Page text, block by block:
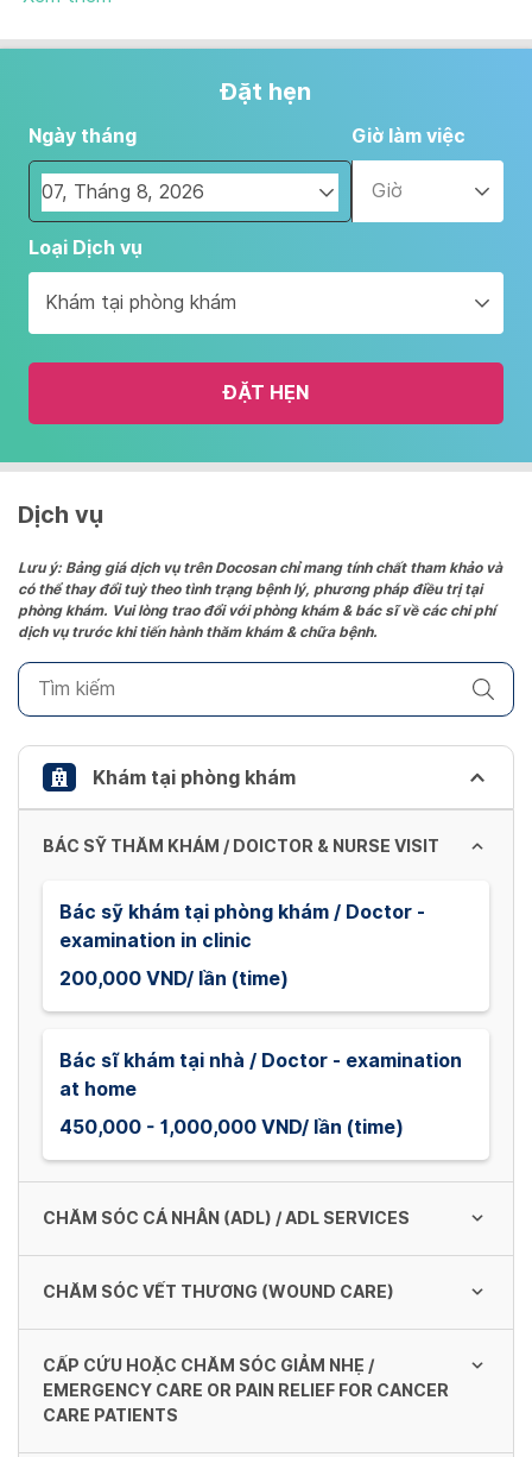
Đặt hẹn
Ngày tháng
Navigate
forward
interact
with
the
and
date.
the
question
mark
to
keyboard
shortcuts
changing
Giờ làm việc
Giờ
Loại Dịch vụ
Khám tại phòng khám
ĐẶT HẸN
Dịch vụ
Lưu ý: Bảng giá dịch vụ trên Docosan chỉ mang tính chất tham khảo và
có thể thay đổi tuỳ theo tình trạng bệnh lý, phương pháp điều trị tại
phòng khám. Vui lòng trao đổi với phòng khám & bác sĩ về các chi phí
dịch vụ trước khi tiến hành thăm khám & chữa bệnh.
Khám tại phòng khám
BÁC SỸ THĂM KHÁM / DOICTOR & NURSE VISIT
Bác sỹ khám tại phòng khám / Doctor -
examination in clinic
200,000 VND/ lần (time)
Bác sĩ khám tại nhà / Doctor - examination
at home
450,000 - 1,000,000 VND/ lần (time)
CHĂM SÓC CÁ NHÂN (ADL) / ADL SERVICES
Chườm nóng/ lạnh / Hot/ cool compression
CHĂM SÓC VẾT THƯƠNG (WOUND CARE)
Cắt chỉ thường(trên 1 vết thương) / Remove
sutures (1 wound)
120,000 - 250,000 VND/ lần (time)
CẤP CỨU HOẶC CHĂM SÓC GIẢM NHẸ /
EMERGENCY CARE OR PAIN RELIEF FOR CANCER
CARE PATIENTS